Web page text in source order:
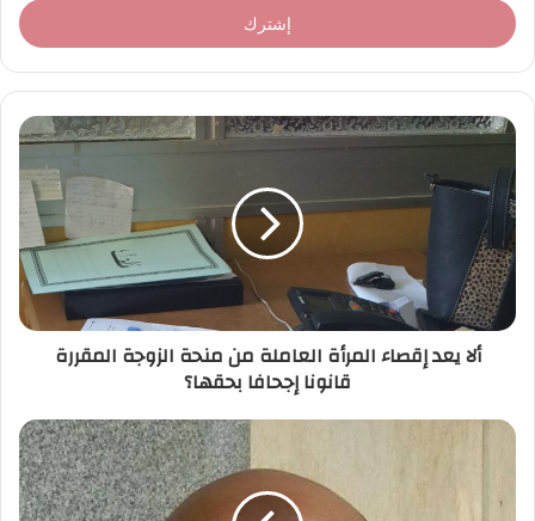
ل
ر
د
ا
ل
ل
ك
ر
ألا يعد إقصاء المرأة العاملة من منحة الزوجة المقررة
قانونا إجحافا بحقها؟